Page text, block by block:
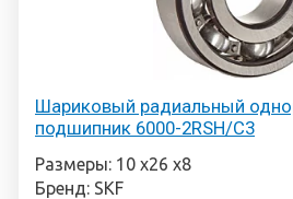
Шариковый радиальный
подшипник 6000-2RSH/С3
Размеры: 10 х26 х8
Бренд: SKF